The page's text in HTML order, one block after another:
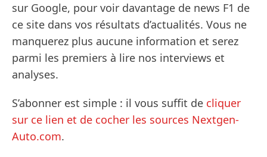
sur Google, pour voir davantage de news F1 de
ce site dans vos résultats d’actualités. Vous ne
manquerez plus aucune information et serez
parmi les premiers à lire nos interviews et
analyses.
S’abonner est simple : il vous suffit de cliquer
sur ce lien et de cocher les sources Nextgen-
Auto.com.